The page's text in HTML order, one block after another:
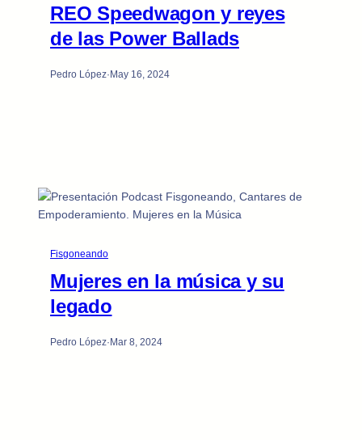
REO Speedwagon y reyes
de las Power Ballads
Pedro López·May 16, 2024
Fisgoneando
Mujeres en la música y su
legado
Pedro López·Mar 8, 2024